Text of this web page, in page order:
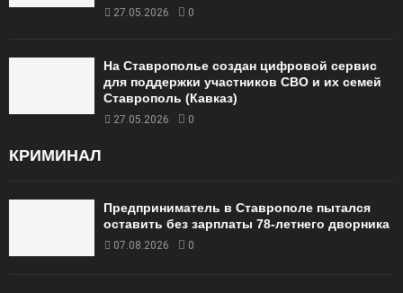
27.05.2026 0
На Ставрополье создан цифровой сервис
для поддержки участников СВО и их семей
Ставрополь (Кавказ)
27.05.2026 0
КРИМИНАЛ
Предприниматель в Ставрополе пытался
оставить без зарплаты 78-летнего дворника
07.08.2026 0